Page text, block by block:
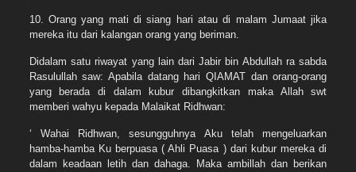
10. Orang yang mati di siang hari atau di malam Jumaat jika
mereka itu dari kalangan orang yang beriman.
Didalam satu riwayat yang lain dari Jabir bin Abdullah ra sabda
Rasulullah saw: Apabila datang hari QIAMAT dan orang-orang
yang berada di dalam kubur dibangkitkan maka Allah swt
memberi wahyu kepada Malaikat Ridhwan:
‘ Wahai Ridhwan, sesungguhnya Aku telah mengeluarkan
hamba-hamba Ku berpuasa ( Ahli Puasa ) dari kubur mereka di
dalam keadaan letih dan dahaga. Maka ambillah dan berikan